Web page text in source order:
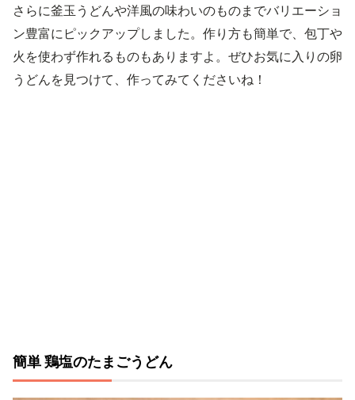
さらに釜玉うどんや洋風の味わいのものまでバリエーショ
ン豊富にピックアップしました。作り方も簡単で、包丁や
火を使わず作れるものもありますよ。ぜひお気に入りの卵
うどんを見つけて、作ってみてくださいね！
簡単 鶏塩のたまごうどん